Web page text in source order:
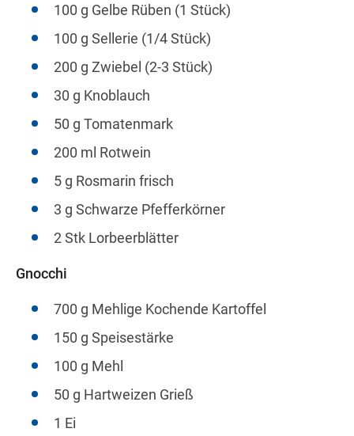
100 g Gelbe Rüben (1 Stück)
100 g Sellerie (1/4 Stück)
200 g Zwiebel (2-3 Stück)
30 g Knoblauch
50 g Tomatenmark
200 ml Rotwein
5 g Rosmarin frisch
3 g Schwarze Pfefferkörner
2 Stk Lorbeerblätter
Gnocchi
700 g Mehlige Kochende Kartoffel
150 g Speisestärke
100 g Mehl
50 g Hartweizen Grieß
1 Ei